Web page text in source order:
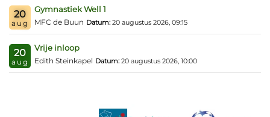
20
aug
Gymnastiek Well 1
MFC de Buun Datum: 20 augustus 2026, 09:15
20
aug
Vrije inloop
Edith Steinkapel Datum: 20 augustus 2026, 10:00